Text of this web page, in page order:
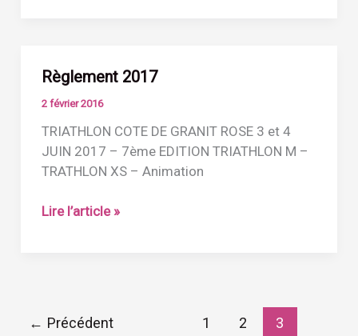
Règlement 2017
2 février 2016
TRIATHLON COTE DE GRANIT ROSE 3 et 4
JUIN 2017 – 7ème EDITION TRIATHLON M –
TRATHLON XS – Animation
Règlement
Lire l’article »
← Précédent 1 2 3